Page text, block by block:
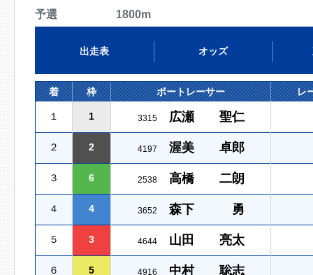
予選 1800m
出走表 オッズ
着 枠 ボートレーサー レ
１ 1 3315 広瀬 聖仁
２ 2 4197 渥美 卓郎
３ 6 2538 高橋 二朗
４ 4 3652 森下 勇
５ 3 4644 山田 亮太
６ 5 4916 中村 聡志